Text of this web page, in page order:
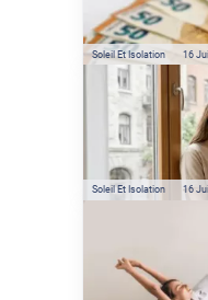
réelles ?
Soleil Et Isolation 16
la chaleur
Jamy de
Soleil Et Isolation 16
maison de